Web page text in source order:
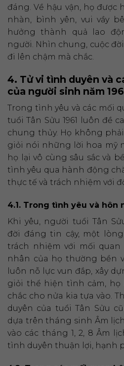
đáng. Về hậu vận, họ được
nhàn, bình yên, vui vầy
hưởng thành quả lao
người. Nhìn chung, cuộc
đi lên chậm mà chắc.
4. Tử vi tình duyên và
của người sinh năm
Trong tình yêu và các mối
tuổi Tân Sửu 1961 luôn đề
chung thủy. Họ không
giỏi nói những lời hoa mỹ
họ lại vô cùng sâu sắc và
tình yêu qua hành động
thực tế và trách nhiệm với
4.1. Trong tình yêu và hôn
Khi yêu, người tuổi Tân
đời đáng tin cậy, một
trách nhiệm với mối quan
nhân của họ thường bền
luôn nỗ lực vun đắp, xây
giỏi thể hiện tình cảm, họ
chắc cho nửa kia tựa vào.
duyên của tuổi Tân Sửu
dựa trên tháng sinh Âm
vào các tháng 1, 2, 8 Âm
tình duyên thuận lợi, hạnh